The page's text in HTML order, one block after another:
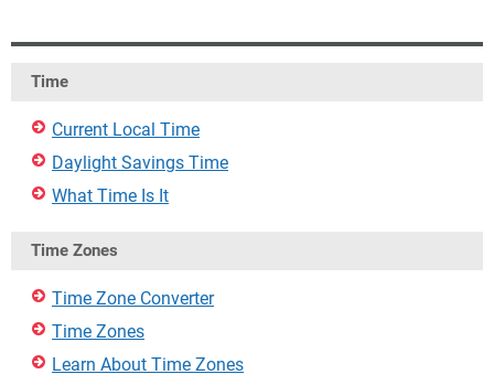
Time
Current Local Time
Daylight Savings Time
What Time Is It
Time Zones
Time Zone Converter
Time Zones
Learn About Time Zones